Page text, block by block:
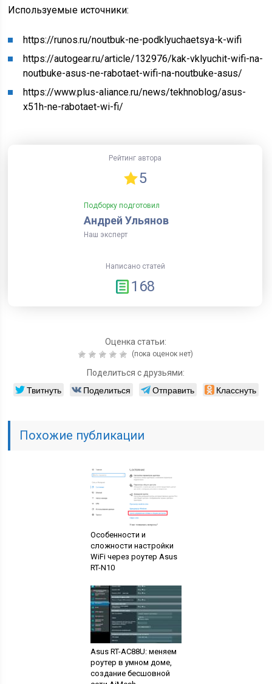
Используемые источники:
https://runos.ru/noutbuk-ne-podklyuchaetsya-k-wifi
https://autogear.ru/article/132976/kak-vklyuchit-wifi-na-
noutbuke-asus-ne-rabotaet-wifi-na-noutbuke-asus/
https://www.plus-aliance.ru/news/tekhnoblog/asus-
x51h-ne-rabotaet-wi-fi/
Рейтинг автора
5
Подборку подготовил
Андрей Ульянов
Наш эксперт
Написано статей
168
Оценка статьи:
(пока оценок нет)
Поделиться с друзьями:
Твитнуть Поделиться Отправить Класснуть
Похожие публикации
Особенности и
сложности настройки
WiFi через роутер Asus
RT-N10
Asus RT-AC88U: меняем
роутер в умном доме,
создание бесшовной